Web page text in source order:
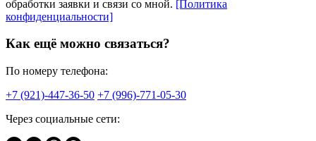
обработки заявки и связи со мной. [Политика
конфиденциальности]
Как ещё можно связаться?
По номеру телефона:
+7 (921)-447-36-50 +7 (996)-771-05-30
Через социальные сети: